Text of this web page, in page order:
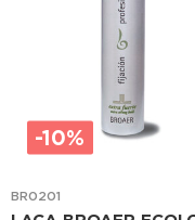
BR0201
-10%